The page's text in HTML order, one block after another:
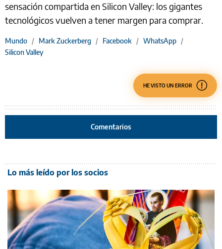
sensación compartida en Silicon Valley: los gigantes
tecnológicos vuelven a tener margen para comprar.
Mundo / Mark Zuckerberg / Facebook / WhatsApp /
Silicon Valley
HE VISTO UN ERROR
Comentarios
Lo más leído por los socios